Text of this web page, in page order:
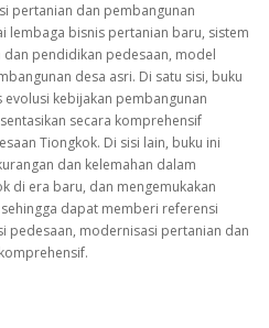
pertanian dan pembangunan
lembaga bisnis pertanian baru, sistem
pendidikan pedesaan, model
desa asri. Di satu sisi, buku
kebijakan pembangunan
secara komprehensif
Tiongkok. Di sisi lain, buku ini
dan kelemahan dalam
di era baru, dan mengemukakan
dapat memberi referensi
pedesaan, modernisasi pertanian dan